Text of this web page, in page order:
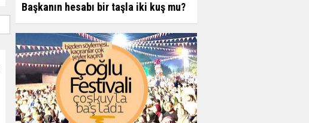
Başkanın hesabı bir taşla iki kuş mu?